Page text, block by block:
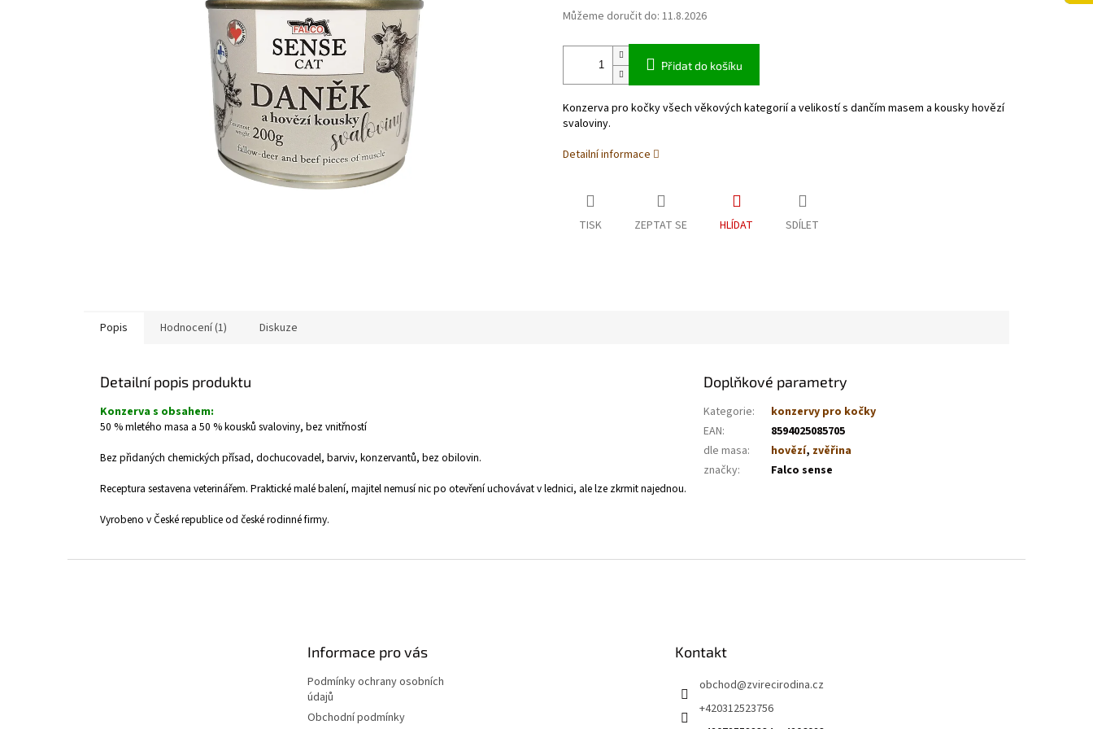
Můžeme doručit do: 11.8.2026
Přidat do košíku
Konzerva pro kočky všech věkových kategorií a velikostí s dančím masem a kousky hovězí
svaloviny.
Detailní informace
TISK ZEPTAT SE HLÍDAT SDÍLET
Popis Hodnocení (1) Diskuze
Detailní popis produktu
Konzerva s obsahem:
50 % mletého masa a 50 % kousků svaloviny, bez vnitřností
Bez přidaných chemických přísad, dochucovadel, barviv, konzervantů, bez obilovin.
Receptura sestavena veterinářem. Praktické malé balení, majitel nemusí nic po otevření uchovávat v lednici, ale lze zkrmit najednou.
Vyrobeno v České republice od české rodinné firmy.
Doplňkové parametry
Kategorie:
konzervy pro kočky
EAN:
8594025085705
dle masa: hovězí, zvěřina
značky: Falco sense
Informace pro vás
Podmínky ochrany osobních
údajů
Obchodní podmínky
Kontakt
obchod@zvirecirodina.cz
+420312523756